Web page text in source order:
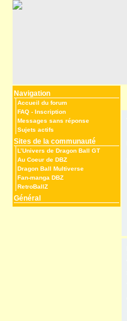
Navigation
Accueil du forum
FAQ - Inscription
Messages sans réponse
Sujets actifs
Sites de la communauté
L’Univers de Dragon Ball GT
Au Coeur de DBZ
Dragon Ball Multiverse
Fan-manga DBZ
RetroBallZ
Général